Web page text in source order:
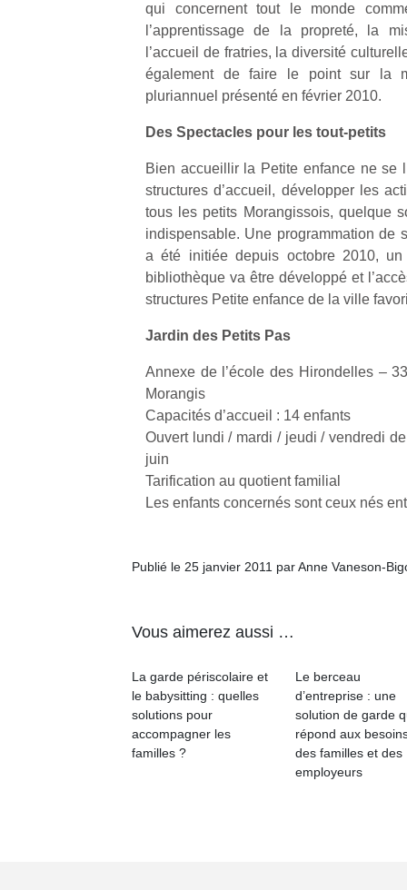
qui concernent tout le monde
l’apprentissage de la propreté, la
l’accueil de fratries, la diversité
également de faire le point sur la
pluriannuel présenté en février 2010.
Des Spectacles pour les tout-petits
Bien accueillir la Petite enfance ne se
structures d’accueil, développer les
tous les petits Morangissois, quelque
indispensable. Une programmation de
a été initiée depuis octobre 2010,
bibliothèque va être développé et
structures Petite enfance de la ville
Jardin des Petits Pas
Annexe de l’école des Hirondelles –
Morangis
Capacités d’accueil : 14 enfants
Ouvert lundi / mardi / jeudi / vendredi
juin
Tarification au quotient familial
Les enfants concernés sont ceux nés
Publié le 25 janvier 2011 par Anne Vaneson-
Vous aimerez aussi …
La garde périscolaire et
le babysitting : quelles
solutions pour
accompagner les
familles ?
Le berceau
d’entreprise : une
solution de garde
répond aux
des familles et des
employeurs